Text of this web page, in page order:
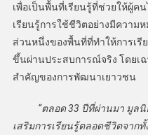
เพื่อเป็นพื้นที่เรียนรู้ที่ช่วยให้ผู้ค
เรียนรู้การใช้ชีวิตอย่างมีความ
ส่วนหนึ่งของพื้นที่ที่ทำให้การเรี
ขึ้นผ่านประสบการณ์จริง โดยเ
สำคัญของการพัฒนาเยาวชน
“ตลอด 33 ปีที่ผ่านมา มูล
เสริมการเรียนรู้ตลอดชีวิตจาก